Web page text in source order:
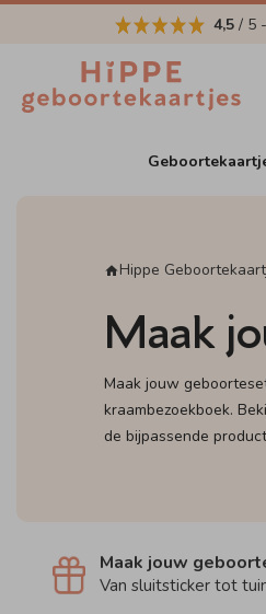
4,5 / 5 -
Hippe
Maak
Maak jouw
kraambezoekboek.
de bijpassende
Maak jouw
Van sluitsticker tot